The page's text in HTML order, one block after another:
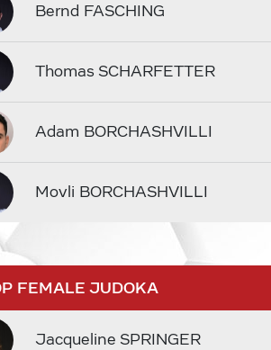
Bernd FASCHING
Thomas SCHARFETTER
Adam BORCHASHVILLI
Movli BORCHASHVILLI
FEMALE JUDOKA
Jacqueline SPRINGER